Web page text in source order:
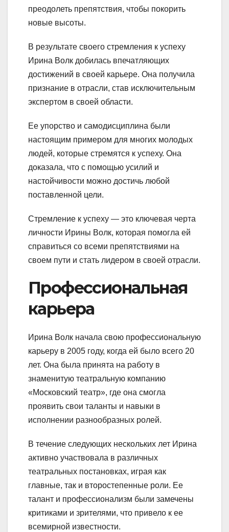
преодолеть препятствия, чтобы покорить
новые высоты.
В результате своего стремления к успеху
Ирина Волк добилась впечатляющих
достижений в своей карьере. Она получила
признание в отрасли, став исключительным
экспертом в своей области.
Ее упорство и самодисциплина были
настоящим примером для многих молодых
людей, которые стремятся к успеху. Она
доказала, что с помощью усилий и
настойчивости можно достичь любой
поставленной цели.
Стремление к успеху — это ключевая черта
личности Ирины Волк, которая помогла ей
справиться со всеми препятствиями на
своем пути и стать лидером в своей отрасли.
Профессиональная
карьера
Ирина Волк начала свою профессиональную
карьеру в 2005 году, когда ей было всего 20
лет. Она была принята на работу в
знаменитую театральную компанию
«Московский театр», где она смогла
проявить свои таланты и навыки в
исполнении разнообразных ролей.
В течение следующих нескольких лет Ирина
активно участвовала в различных
театральных постановках, играя как
главные, так и второстепенные роли. Ее
талант и профессионализм были замечены
критиками и зрителями, что привело к ее
всемирной известности.